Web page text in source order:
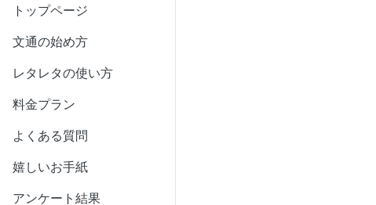
トップページ
文通の始め方
レタレタの使い方
料金プラン
よくある質問
嬉しいお手紙
アンケート結果